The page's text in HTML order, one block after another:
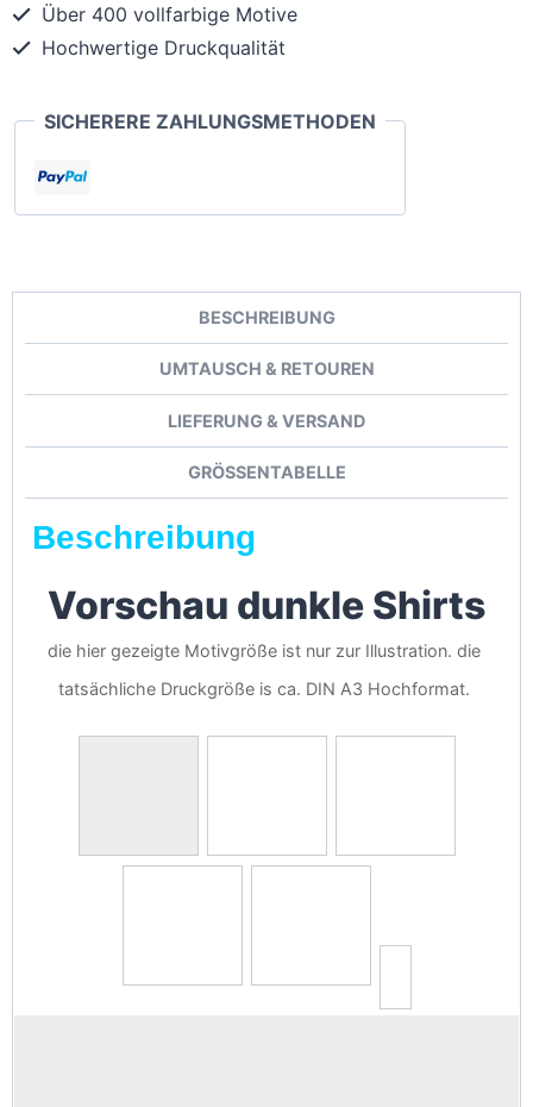
Über 400 vollfarbige Motive
Hochwertige Druckqualität
SICHERERE ZAHLUNGSMETHODEN
BESCHREIBUNG
UMTAUSCH & RETOUREN
LIEFERUNG & VERSAND
GRÖSSENTABELLE
Beschreibung
Vorschau dunkle Shirts